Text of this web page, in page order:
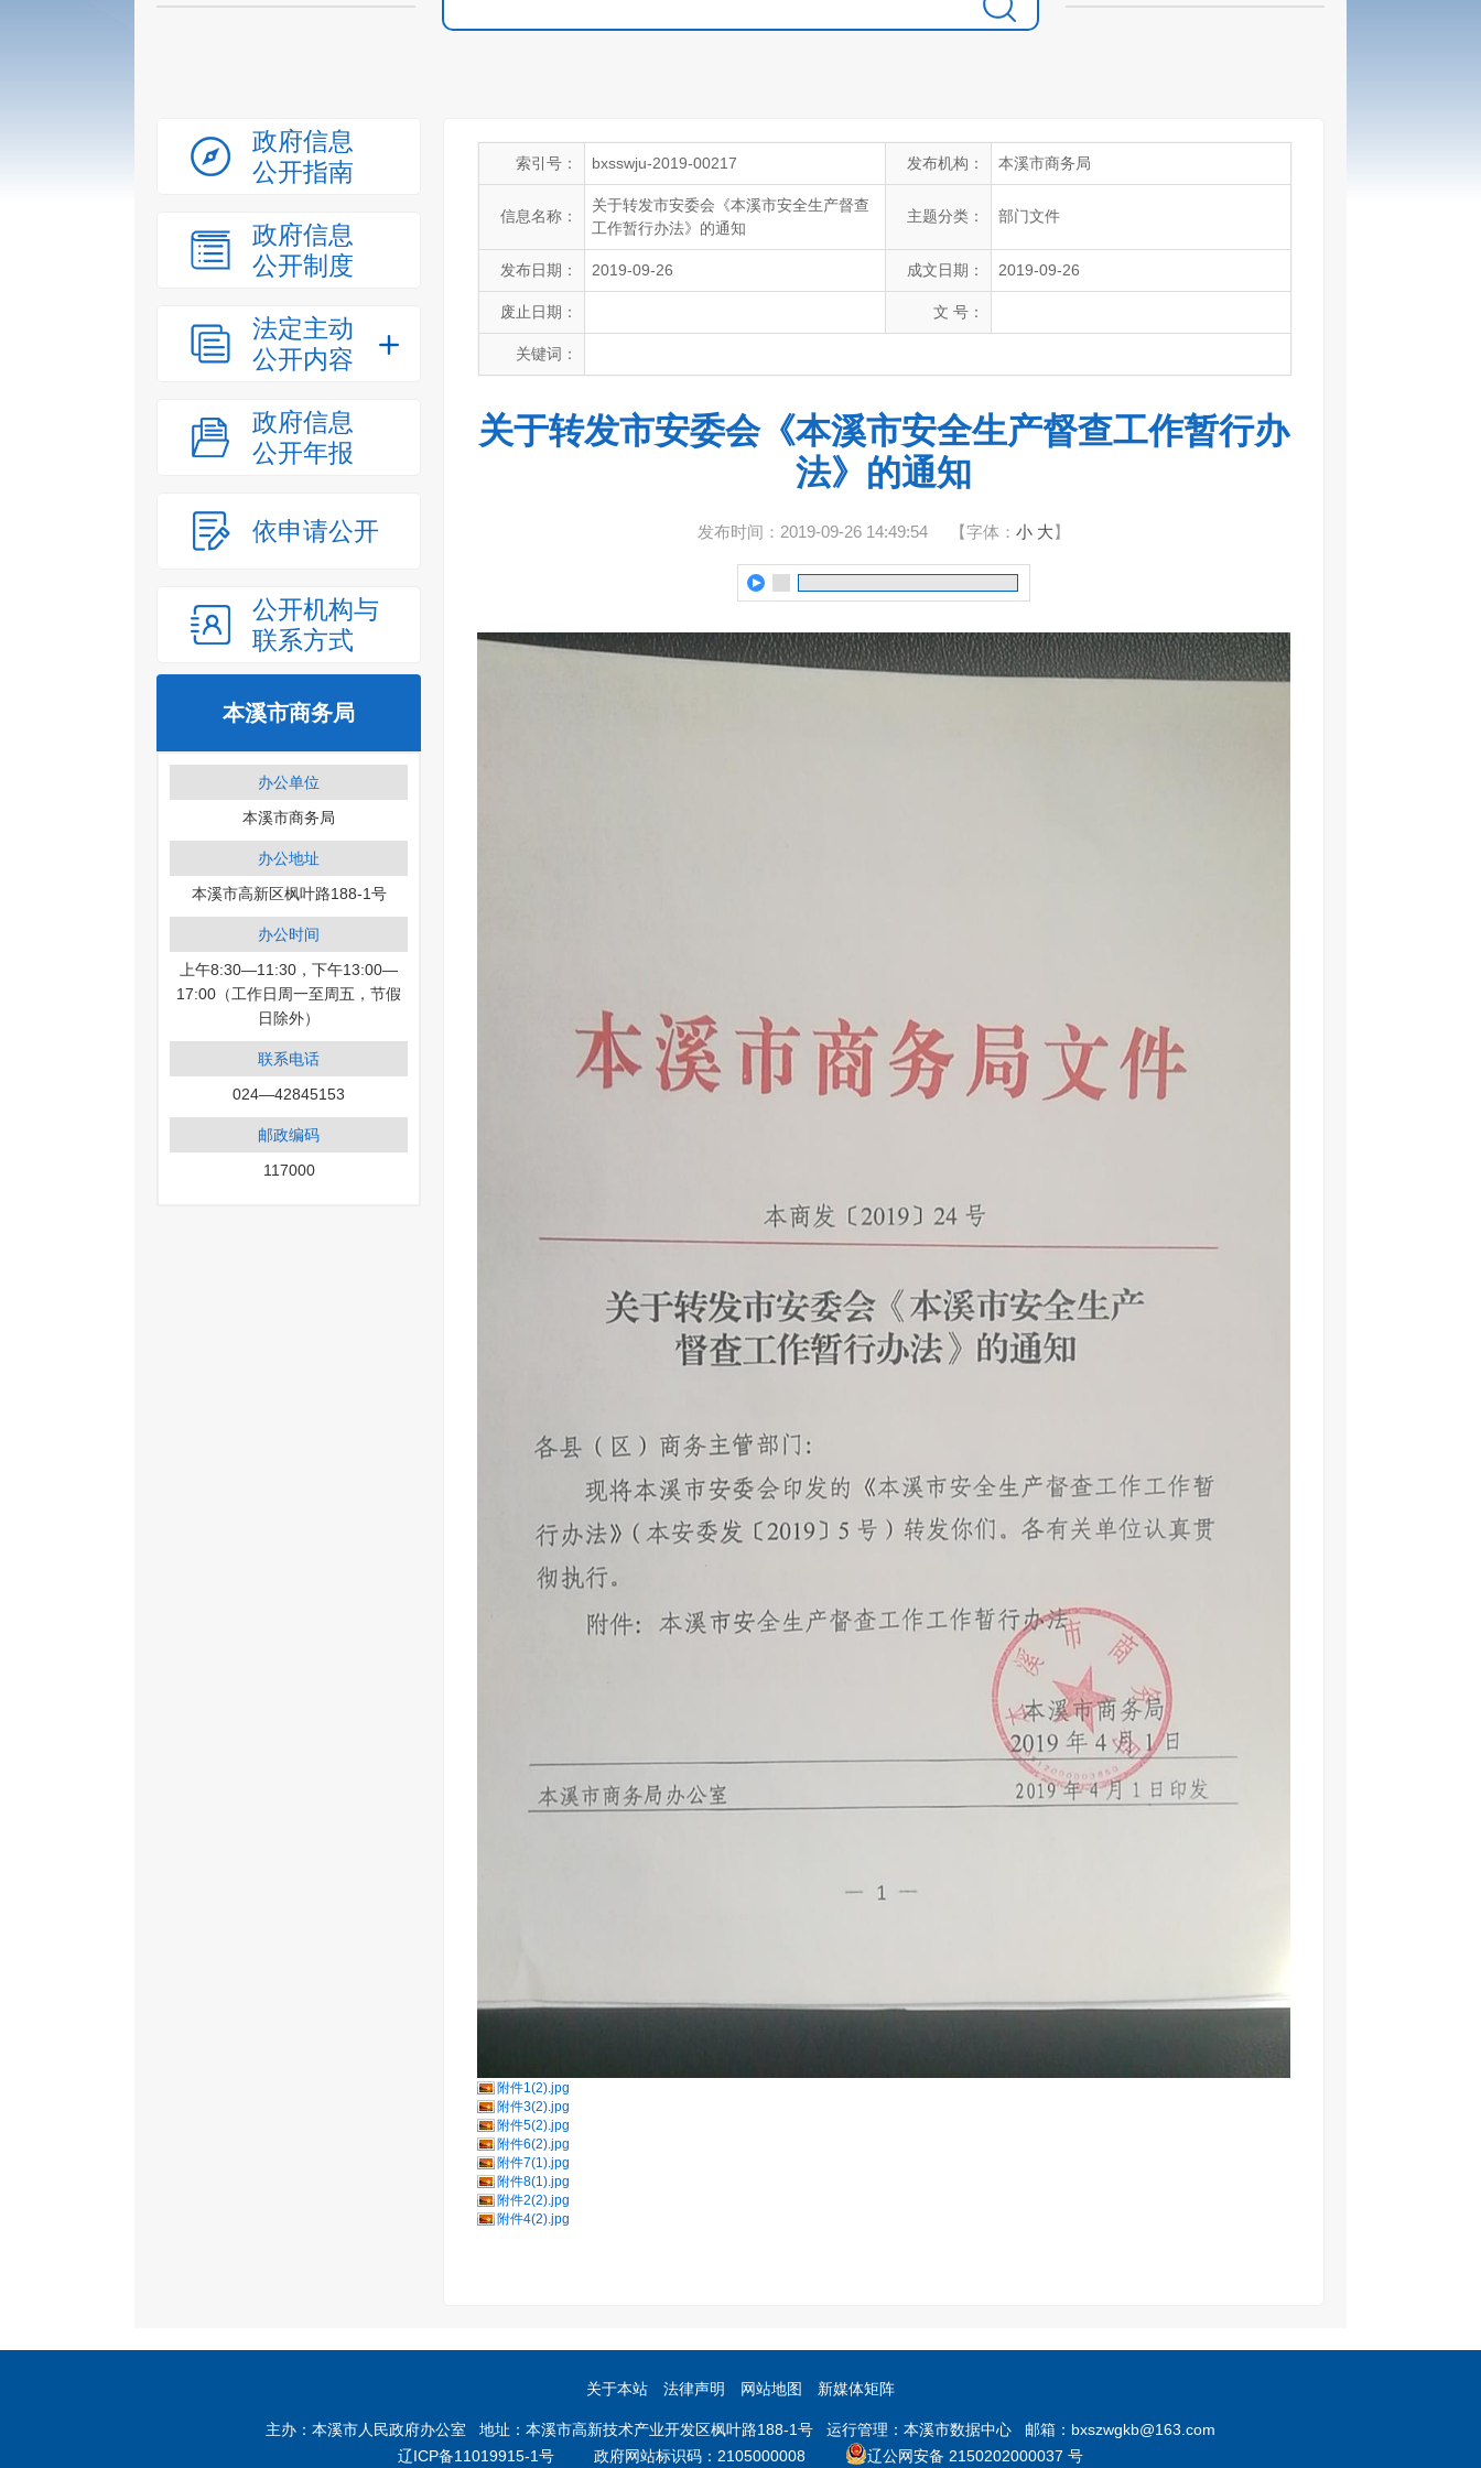
政府信息
公开指南
政府信息
公开制度
法定主动
公开内容
政府信息
公开年报
依申请公开
公开机构与
联系方式
本溪市商务局
办公单位
本溪市商务局
办公地址
本溪市高新区枫叶路188-1号
办公时间
上午8:30—11:30，下午13:00—
17:00（工作日周一至周五，节假
日除外）
联系电话
024—42845153
邮政编码
117000
索引号： bxsswju-2019-00217 发布机构： 本溪市商务局
信息名称：
关于转发市安委会《本溪市安全生产督查
工作暂行办法》的通知
主题分类： 部门文件
发布日期： 2019-09-26 成文日期： 2019-09-26
废止日期： 文 号：
关键词：
关于转发市安委会《本溪市安全生产督查工作暂行办
法》的通知
发布时间：2019-09-26 14:49:54 【字体： 小 大】
附件1(2).jpg
附件3(2).jpg
附件5(2).jpg
附件6(2).jpg
附件7(1).jpg
附件8(1).jpg
附件2(2).jpg
附件4(2).jpg
关于本站 法律声明 网站地图 新媒体矩阵
主办：本溪市人民政府办公室 地址：本溪市高新技术产业开发区枫叶路188-1号 运行管理：本溪市数据中心 邮箱：bxszwgkb@163.com
辽ICP备11019915-1号 政府网站标识码：2105000008 辽公网安备 2150202000037 号